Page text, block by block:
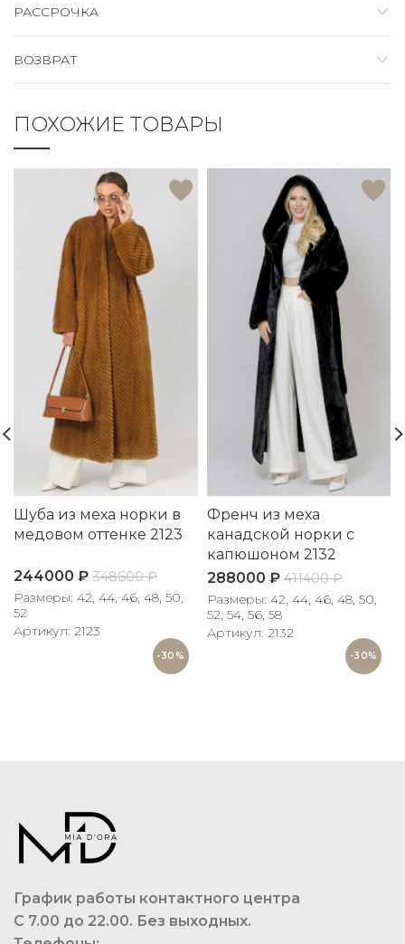
РАССРОЧКА
ВОЗВРАТ
ПОХОЖИЕ ТОВАРЫ
-30%
Шуба из меха норки в
медовом оттенке 2123
244000 ₽ 348600₽
Размеры: 42, 44, 46, 48, 50,
52
Артикул: 2123
-30%
Френч из меха
канадской норки с
капюшоном 2132
288000 ₽ 411400₽
Размеры: 42, 44, 46, 48, 50,
52, 54, 56, 58
Артикул: 2132
График работы контактного центра
С 7.00 до 22.00. Без выходных.